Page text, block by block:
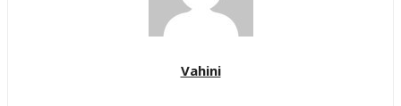
Vahini